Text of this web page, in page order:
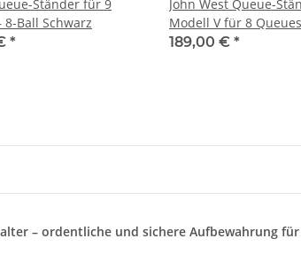
Ständer für 9
8-Ball Schwarz
*
John West Queue-
Modell V für 8
Modernes Design
189,00 € *
– ordentliche und sichere Aufbewahrung